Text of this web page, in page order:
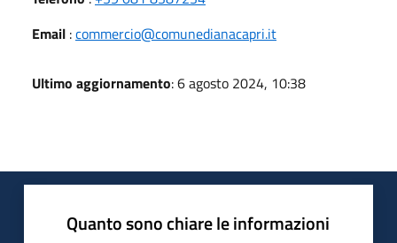
Email :commercio@comunedianacapri.it
Ultimo aggiornamento: 6 agosto 2024, 10:38
Quanto sono chiare le informazioni